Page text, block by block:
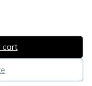
cart